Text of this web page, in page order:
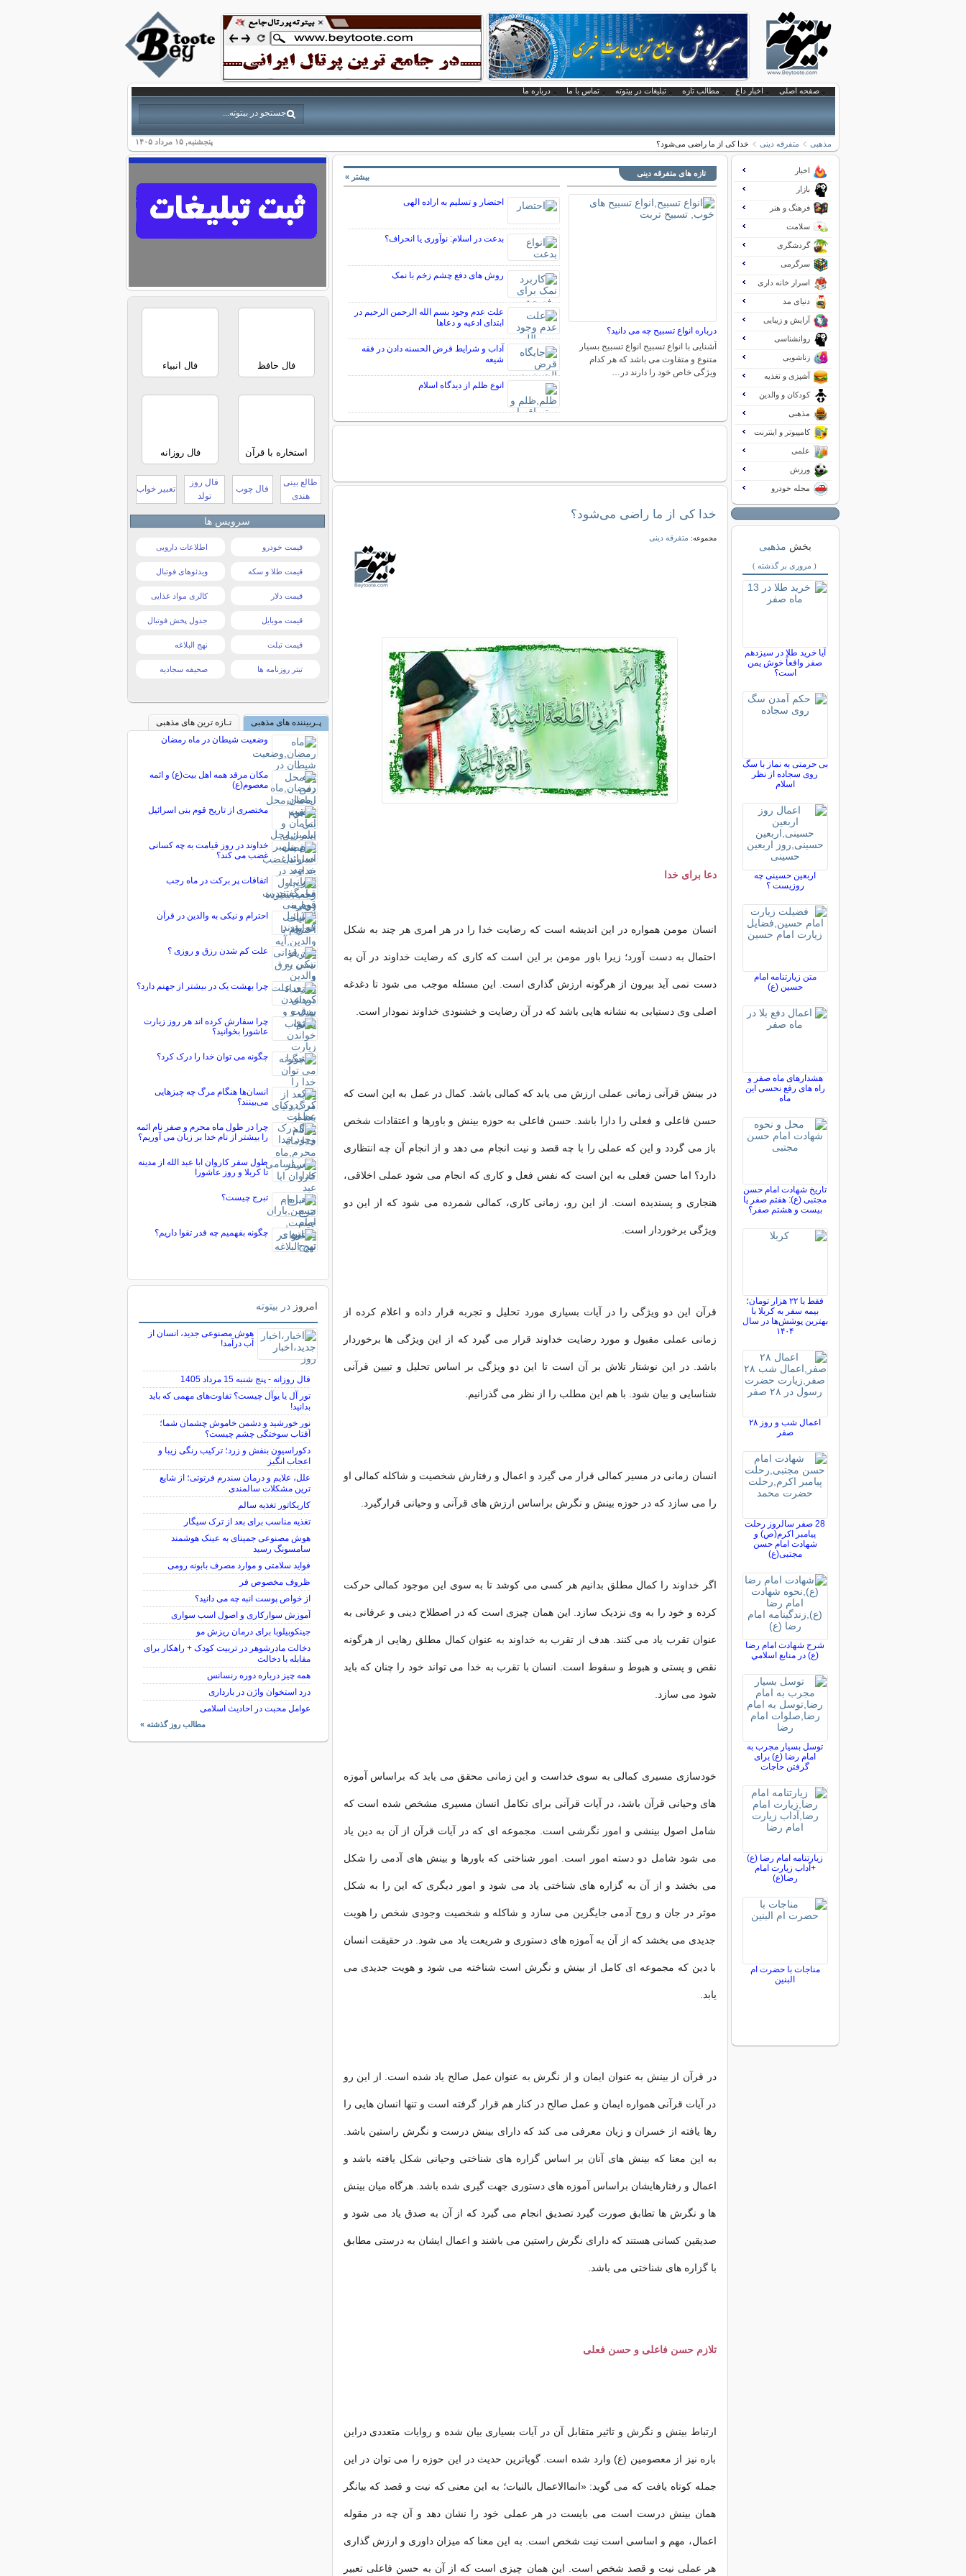
صفحه اصلی اخبار داغ مطالب تازه تبلیغات در بیتوته تماس با ما درباره ما
پنجشنبه, ۱۵ مرداد ۱۴۰۵ مذهبی متفرقه دینی خدا کی از ما راضی می‌شود؟
تازه های متفرقه دینی
درباره انواع تسبیح چه می دانید؟
آشنایی با انواع تسبیح انواع تسبیح بسیار
متنوع و متفاوت می باشد که هر کدام
ویژگی خاص خود را دارند در…
احتضار و تسلیم به اراده الهی
بدعت در اسلام: نوآوری یا انحراف؟
روش های دفع چشم زخم با نمک
علت عدم وجود بسم الله الرحمن الرحیم در
ابتدای ادعیه و دعاها
آداب و شرایط قرض الحسنه دادن در فقه
شیعه
انوع ظلم از دیدگاه اسلام
بیشتر »
خدا کی از ما راضی می‌شود؟
مجموعه: متفرقه دینی
دعا برای خدا
انسان مومن همواره در این اندیشه است که رضایت خدا را در هر امری هر چند به شکل
احتمال به دست آورد؛ زیرا باور مومن بر این است که کاری که رضایت خداوند در آن به
دست نمی آید بیرون از هرگونه ارزش گذاری است. این مسئله موجب می شود تا دغدغه
اصلی وی دستیابی به نشانه هایی باشد که در آن رضایت و خشنودی خداوند نمودار است.
در بینش قرآنی زمانی عملی ارزش می یابد که کمالی باشد. کمال در عمل به این است که
حسن فاعلی و فعلی را دارا باشد. حسن فاعلی به حوزه بینش و باورها و اعتقادات شخص
باز می گردد و این که عملی را با چه قصد و نیت انجام می دهد و از انجام آن چه انتظاری
دارد؟ اما حسن فعلی به این است که نفس فعل و کاری که انجام می شود عملی اخلاقی،
هنجاری و پسندیده است. از این رو، زمانی کاری، کمالی شمرده می شود که از این دو
ویژگی برخوردار است.
قرآن این دو ویژگی را در آیات بسیاری مورد تحلیل و تجربه قرار داده و اعلام کرده از
زمانی عملی مقبول و مورد رضایت خداوند قرار می گیرد که از این ویژگی ها برخوردار
باشد. در این نوشتار تلاش بر آن است تا این دو ویژگی بر اساس تحلیل و تبیین قرآنی
شناسایی و بیان شود. با هم این مطلب را از نظر می گذرانیم.
انسان زمانی در مسیر کمالی قرار می گیرد و اعمال و رفتارش شخصیت و شاکله کمالی او
را می سازد که در حوزه بینش و نگرش براساس ارزش های قرآنی و وحیانی قرارگیرد.
اگر خداوند را کمال مطلق بدانیم هر کسی می کوشد تا به سوی این موجود کمالی حرکت
کرده و خود را به وی نزدیک سازد. این همان چیزی است که در اصطلاح دینی و عرفانی به
عنوان تقرب یاد می کنند. هدف از تقرب به خداوند به عنوان کمال مطلق رهایی از هرگونه
نقص و پستی و هبوط و سقوط است. انسان با تقرب به خدا می تواند خود را چنان که باید
شود می سازد.
خودسازی مسیری کمالی به سوی خداست و این زمانی محقق می یابد که براساس آموزه
های وحیانی قرآن باشد، در آیات قرآنی برای تکامل انسان مسیری مشخص شده است که
شامل اصول بینشی و امور نگرشی است. مجموعه ای که در آیات قرآن از آن به دین یاد
می شود شامل دو دسته امور است. امور شناختی که باورها و بینش های آدمی را شکل
می بخشد و از آن به گزاره های شناختی یاد می شود و امور دیگری که این را به شکل
موثر در جان و روح آدمی جایگزین می سازد و شاکله و شخصیت وجودی شخص را هویت
جدیدی می بخشد که از آن به آموزه های دستوری و شریعت یاد می شود. در حقیقت انسان
با دین که مجموعه ای کامل از بینش و نگرش است شناخته می شود و هویت جدیدی می
یابد.
در قرآن از بینش به عنوان ایمان و از نگرش به عنوان عمل صالح یاد شده است. از این رو
در آیات قرآنی همواره ایمان و عمل صالح در کنار هم قرار گرفته است و تنها انسان هایی را
رها یافته از خسران و زیان معرفی می کند که دارای بینش درست و نگرش راستین باشد.
به این معنا که بینش های آنان بر اساس گزاره های شناختی وحیانی شکل یافته باشد و
اعمال و رفتارهایشان براساس آموزه های دستوری جهت گیری شده باشد. هرگاه میان بینش
ها و نگرش ها تطابق صورت گیرد تصدیق انجام می گیرد که از آن به صدق یاد می شود و
صدیقین کسانی هستند که دارای نگرش راستین می باشند و اعمال ایشان به درستی مطابق
با گزاره های شناختی می باشد.
تلازم حسن فاعلی و حسن فعلی
ارتباط بینش و نگرش و تاثیر متقابل آن در آیات بسیاری بیان شده و روایات متعددی دراین
باره نیز از معصومین (ع) وارد شده است. گویاترین حدیث در این حوزه را می توان در این
جمله کوتاه یافت که می گوید: «انماالاعمال بالنیات؛ به این معنی که نیت و قصد که بیانگر
همان بینش درست است می بایست در هر عملی خود را نشان دهد و آن چه در مقوله
اعمال، مهم و اساسی است نیت شخص است. به این معنا که میزان داوری و ارزش گذاری
هر عملی نیت و قصد شخص است. این همان چیزی است که از آن به حسن فاعلی تعبیر
اخبار
بازار
فرهنگ و هنر
سلامت
گردشگری
سرگرمی
اسرار خانه داری
دنیای مد
آرایش و زیبایی
روانشناسی
زناشویی
آشپزی و تغذیه
کودکان و والدین
مذهبی
کامپیوتر و اینترنت
علمی
ورزش
مجله خودرو
بخش مذهبی
( مروری بر گذشته )
آیا خرید طلا در سیزدهم
صفر واقعاً خوش یمن
است؟
بی حرمتی به نماز با سگ
روی سجاده از نظر
اسلام
اربعین حسینی چه
روزیست ؟
متن زیارتنامه امام
حسین (ع)
هشدارهای ماه صفر و
راه های رفع نحسی این
ماه
تاریخ شهادت امام حسن
مجتبی (ع): هفتم صفر یا
بیست و هشتم صفر؟
فقط با ۲۲ هزار تومان؛
بیمه سفر به کربلا با
بهترین پوشش‌ها در سال
۱۴۰۴
اعمال شب و روز ۲۸
صفر
28 صفر سالروز رحلت
پیامبر اکرم(ص) و
شهادت امام حسن
مجتبی(ع)
شرح شهادت امام رضا
(ع) در منابع اسلامي
توسل بسیار مجرب به
امام رضا (ع) برای
گرفتن حاجات
زیارتنامه امام رضا (ع)
+آداب زیارت امام
رضا(ع)
مناجات با حضرت ام
البنین
فال حافظ فال انبیاء
استخاره با قرآن فال روزانه
طالع بینی
هندی
فال چوب
فال روز
تولد
تعبیر خواب
سرویس ها
قیمت خودرو اطلاعات دارویی
قیمت طلا و سکه ویدئوهای فوتبال
قیمت دلار کالری مواد غذایی
قیمت موبایل جدول پخش فوتبال
قیمت تبلت نهج البلاغه
تیتر روزنامه ها صحیفه سجادیه
پـربیننده های مذهبی
تـازه ترین های مذهبی
وضعیت شیطان در ماه رمضان
مكان مرقد همه اهل بيت(ع) و ائمه
معصوم(ع)
مختصری از تاریخ قوم بنی اسرائیل
خداوند در روز قیامت به چه کسانی
غضب می کند؟
اتفاقات پر برکت در ماه رجب
احترام و نیكی به والدین در قرآن
علت کم شدن رزق و روزی ؟
چرا بهشت یک در بیشتر از جهنم دارد؟
چرا سفارش كرده ‏اند هر روز زیارت
عاشورا بخوانید؟
چگونه می توان خدا را درک کرد؟
انسان‌ها هنگام مرگ چه چیزهایی
می‌بینند؟
چرا در طول ماه محرم و صفر نام ائمه
را بیشتر از نام خدا بر زبان می آوریم؟
طول سفر کاروان ابا عبد الله از مدینه
تا کربلا و روز عاشورا
تبرج چیست؟
چگونه بفهمیم چه قدر تقوا داریم؟
امروز در بیتوته
هوش مصنوعی جدید، انسان از
آب درآمد!
فال روزانه - پنج شنبه 15 مرداد 1405
تور آل یا یوآل چیست؟ تفاوت‌های مهمی که باید
بدانید!
نور خورشید و دشمن خاموش چشمان شما؛
آفتاب سوختگی چشم چیست؟
دکوراسیون بنفش و زرد؛ ترکیب رنگی زیبا و
اعجاب انگیز
علل، علایم و درمان سندرم فرتوتی؛ از شایع
ترین مشکلات سالمندی
کاریکاتور تغذیه سالم
تغذیه مناسب برای بعد از ترک سیگار
هوش مصنوعی جمینای به عینک هوشمند
سامسونگ رسید
فواید سلامتی و موارد مصرف بابونه رومی
ظروف مخصوص فر
از خواص پوست انبه چه می دانید؟
آموزش سوارکاری و اصول اسب سواری
جینکوبیلوبا برای درمان ریزش مو
دخالت مادرشوهر در تربیت کودک + راهکار برای
مقابله با دخالت
همه چیز درباره دوره رنسانس
درد استخوان واژن در بارداری
عوامل محبت در احادیث اسلامى
مطالب روز گذشته »